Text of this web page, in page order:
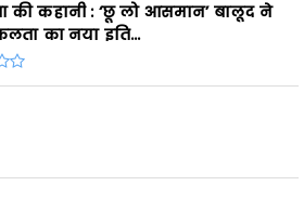
कहानी : ‘छू लो आसमान’ बालूद ने
का नया इति...